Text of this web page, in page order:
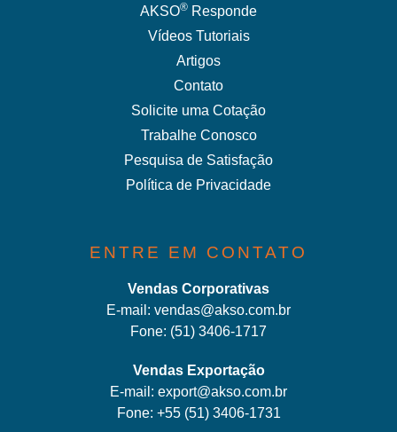
AKSO® Responde
Vídeos Tutoriais
Artigos
Contato
Solicite uma Cotação
Trabalhe Conosco
Pesquisa de Satisfação
Política de Privacidade
ENTRE EM CONTATO
Vendas Corporativas
E-mail: vendas@akso.com.br
Fone: (51) 3406-1717
Vendas Exportação
E-mail: export@akso.com.br
Fone: +55 (51) 3406-1731